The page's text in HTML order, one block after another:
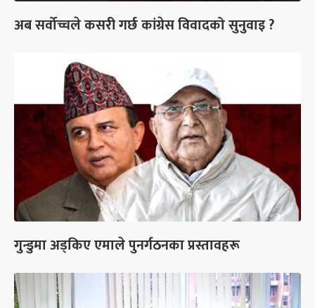
अब सर्वोच्चले कसरी गर्छ कांग्रेस विवादको सुनुवाइ ?
गुन्डुमा अड्किए एमाले पुनर्गठनका प्रस्तावहरू